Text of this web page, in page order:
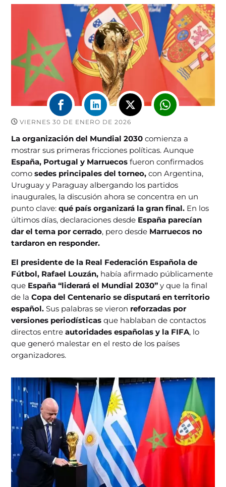
VIERNES 30 DE ENERO DE 2026
La organización del Mundial 2030 comienza a
mostrar sus primeras fricciones políticas. Aunque
España, Portugal y Marruecos fueron confirmados
comosedes principales del torneo,con Argentina,
Uruguay y Paraguay albergando los partidos
inaugurales, la discusión ahora se concentra en un
punto clave:qué país organizará la gran final. En los
últimos días, declaraciones desde España parecían
dar el tema por cerrado, pero desde Marruecos no
tardaron en responder.
El presidente de la Real Federación Española de
Fútbol, Rafael Louzán, había afirmado públicamente
que España “liderará el Mundial 2030” y que la final
de laCopa del Centenario se disputará en territorio
español. Sus palabras se vieron reforzadas por
versiones periodísticas que hablaban de contactos
directos entreautoridades españolas y la FIFA, lo
que generó malestar en el resto de los países
organizadores.